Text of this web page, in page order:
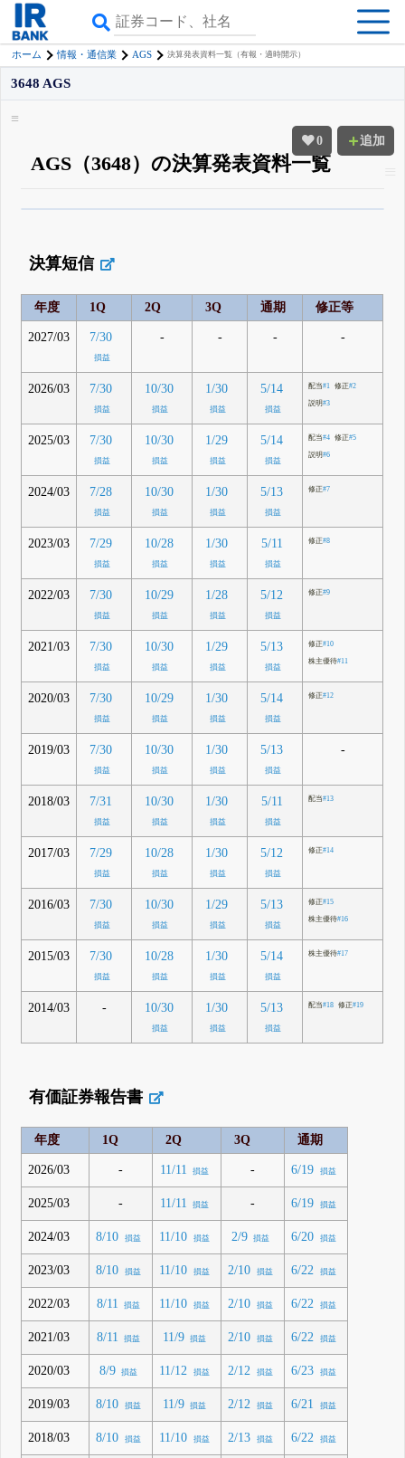
ホーム 情報・通信業 AGS 決算発表資料一覧（有報・適時開示）
0 追加
3648 AGS
AGS（3648）の決算発表資料一覧
登録すると永久30%OFFと米株版の先行利用も付きます
決算短信
年度 1Q 2Q 3Q 通期 修正等
2027/03 7/30
損益
- - - -
2026/03 7/30
損益
10/30
損益
1/30
損益
5/14
損益
配当#1 修正#2
説明#3
2025/03 7/30
損益
10/30
損益
1/29
損益
5/14
損益
配当#4 修正#5
説明#6
2024/03 7/28
損益
10/30
損益
1/30
損益
5/13
損益
修正#7
2023/03 7/29
損益
10/28
損益
1/30
損益
5/11
損益
修正#8
2022/03 7/30
損益
10/29
損益
1/28
損益
5/12
損益
修正#9
2021/03 7/30
損益
10/30
損益
1/29
損益
5/13
損益
修正#10
株主優待#11
2020/03 7/30
損益
10/29
損益
1/30
損益
5/14
損益
修正#12
2019/03 7/30
損益
10/30
損益
1/30
損益
5/13
損益
-
2018/03 7/31
損益
10/30
損益
1/30
損益
5/11
損益
配当#13
2017/03 7/29
損益
10/28
損益
1/30
損益
5/12
損益
修正#14
2016/03 7/30
損益
10/30
損益
1/29
損益
5/13
損益
修正#15
株主優待#16
2015/03 7/30
損益
10/28
損益
1/30
損益
5/14
損益
株主優待#17
2014/03 - 10/30
損益
1/30
損益
5/13
損益
配当#18 修正#19
有価証券報告書
年度 1Q 2Q 3Q 通期
2026/03 - 11/11 損益 - 6/19 損益
2025/03 - 11/11 損益 - 6/19 損益
2024/03 8/10 損益 11/10 損益 2/9 損益 6/20 損益
2023/03 8/10 損益 11/10 損益 2/10 損益 6/22 損益
2022/03 8/11 損益 11/10 損益 2/10 損益 6/22 損益
2021/03 8/11 損益 11/9 損益 2/10 損益 6/22 損益
2020/03 8/9 損益 11/12 損益 2/12 損益 6/23 損益
2019/03 8/10 損益 11/9 損益 2/12 損益 6/21 損益
2018/03 8/10 損益 11/10 損益 2/13 損益 6/22 損益